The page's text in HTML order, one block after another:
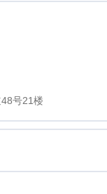
号21楼